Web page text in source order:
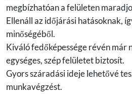
megbízhatóan a felületen
Ellenáll az időjárási hatásoknak,
minőségéből.
Kiváló fedőképessége révén már
egységes, szép felületet biztosít.
Gyors száradási ideje lehetővé
munkavégzést.